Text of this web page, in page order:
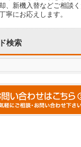
、新機入替などご相談く
寧にお応えします。
検索